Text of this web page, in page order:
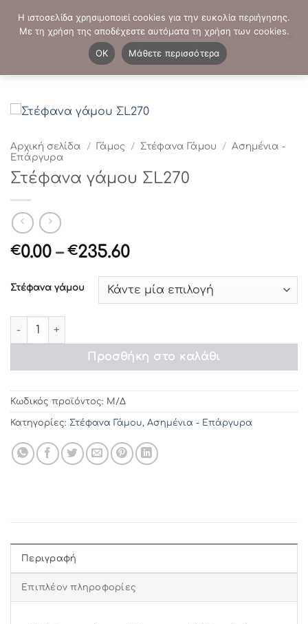
στο
ΤΗΛΕΦΩΝΙΚΕΣ ΠΑΡΑΓΓΕΛΙΕΣ: - 2103821941
Αρχική σελίδα / Γάμος / Στέφανα Γάμου / Ασημένια -
Επάργυρα
Στέφανα γάμου ΣL270
€0.00 – €235.60Price
€0.00
through
Στέφανα γάμου
Στέφανα γάμου ΣL270 ποσότητα
Προσθήκη στο καλάθι
Κωδικός προϊόντος: Μ/Δ
Κατηγορίες: Στέφανα Γάμου, Ασημένια - Επάργυρα
Περιγραφή
Επιπλέον πληροφορίες
Η ιστοσελίδα χρησιμοποιεί cookies για την ευκολία περιήγησης.
Με τη χρήση της αποδέχεστε αυτόματα τη χρήση των cookies.
OK
Μάθετε περισσότερα